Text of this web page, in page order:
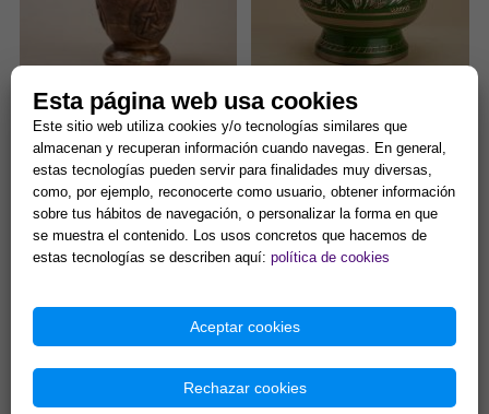
MORTERO DE MADERA CON
PENTAGRAMA 8 X 10 CM (150
GRMS)
El mortero de madera con
pentagrama de 8 x 10 cm (150
gramos) es una herramienta
esotérica para el uso en alta...
14,90 €
Comprar
INCENSARIO BOL GRABADO
COLOR VERDE 5.5X5 CMS
...
13,94 €
Comprar
Esta página web usa cookies
Este sitio web utiliza cookies y/o tecnologías similares que
almacenan y recuperan información cuando navegas. En general,
estas tecnologías pueden servir para finalidades muy diversas,
como, por ejemplo, reconocerte como usuario, obtener información
sobre tus hábitos de navegación, o personalizar la forma en que
se muestra el contenido. Los usos concretos que hacemos de
estas tecnologías se describen aquí: política de cookies
Aceptar cookies
Rechazar cookies